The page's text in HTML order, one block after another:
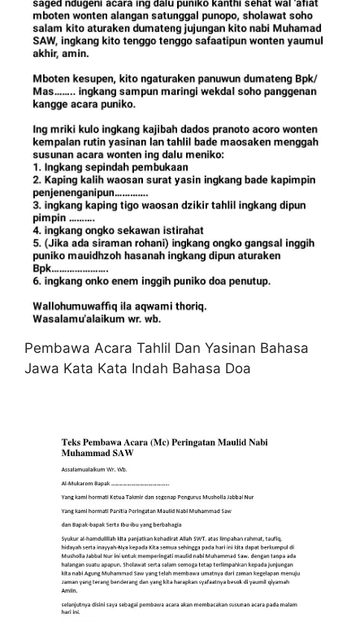
Pembawa Acara Tahlil Dan Yasinan Bahasa
Jawa Kata Kata Indah Bahasa Doa